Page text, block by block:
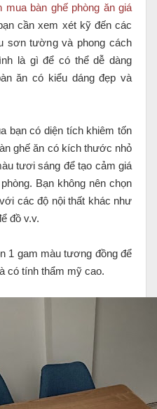
mua bàn ghế phòng ăn giá
cần xem xét kỹ đến các
sơn tường và phong cách
là gì để có thể dễ dàng
ăn có kiểu dáng đẹp và
bạn có diện tích khiêm tốn
ghế ăn có kích thước nhỏ
tươi sáng để tạo cảm giá
Bạn không nên chọn
các độ nội thất khác như
đồ v.v.
1 gam màu tương đồng để
có tính thẩm mỹ cao.